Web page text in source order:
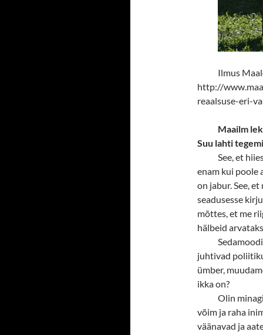
Ilmus
http://
reaalsuse-eri-
Maailm
Suu lahti
See, et
enam kui poole
on jabur. See,
seadusesse
mõttes, et me
hälbeid
juhtivad
ümber,
ikka on?
Olin
võim ja raha
väänavad ja